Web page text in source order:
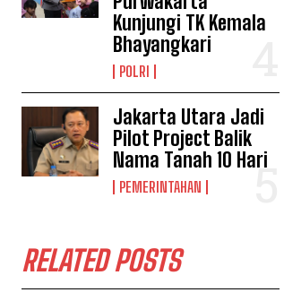
Kunjungi TK Kemala
Bhayangkari
POLRI
Jakarta Utara Jadi
Pilot Project Balik
Nama Tanah 10 Hari
PEMERINTAHAN
RELATED POSTS